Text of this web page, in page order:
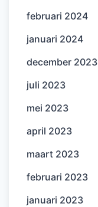
februari 2024
januari 2024
december 2023
juli 2023
mei 2023
april 2023
maart 2023
februari 2023
januari 2023